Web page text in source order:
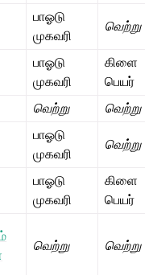
பாஓடு
முகவரி
வெற்று
பாஓடு
முகவரி
கிளை
பெயர்
வெற்று
வெற்று
பாஓடு
முகவரி
வெற்று
பாஓடு
முகவரி
கிளை
பெயர்
வெற்று வெற்று